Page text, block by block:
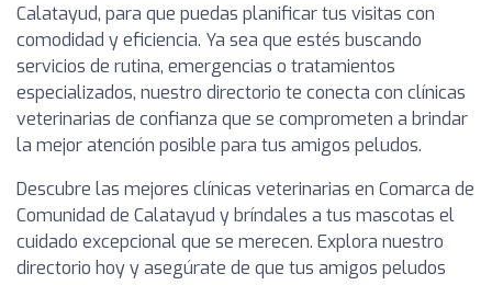
Calatayud, para que puedas planificar tus visitas con
comodidad y eficiencia. Ya sea que estés buscando
servicios de rutina, emergencias o tratamientos
especializados, nuestro directorio te conecta con clínicas
veterinarias de confianza que se comprometen a brindar
la mejor atención posible para tus amigos peludos.
Descubre las mejores clínicas veterinarias en Comarca de
Comunidad de Calatayud y bríndales a tus mascotas el
cuidado excepcional que se merecen. Explora nuestro
directorio hoy y asegúrate de que tus amigos peludos